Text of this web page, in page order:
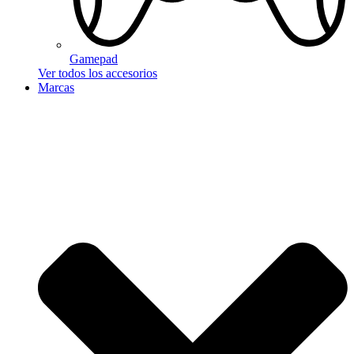
Gamepad
Ver todos los accesorios
Marcas